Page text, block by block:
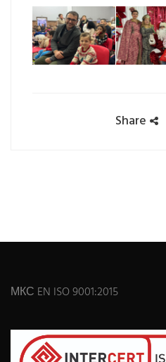
Share
МКС EN ISO 9001:2015